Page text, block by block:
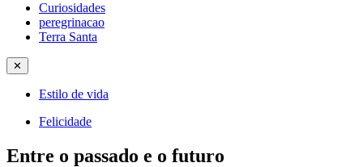
Curiosidades
peregrinacao
Terra Santa
✕
Estilo de vida
Felicidade
Entre o passado e o futuro